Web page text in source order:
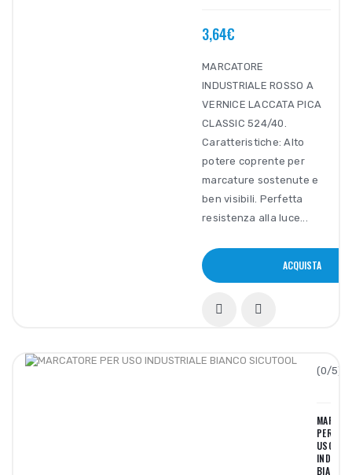
3,64€
MARCATORE
INDUSTRIALE ROSSO A
VERNICE LACCATA PICA
CLASSIC 524/40.
Caratteristiche: Alto
potere coprente per
marcature sostenute e
ben visibili. Perfetta
resistenza alla luce...
ACQUISTA
(0/5):
PER
USO
BIANCO